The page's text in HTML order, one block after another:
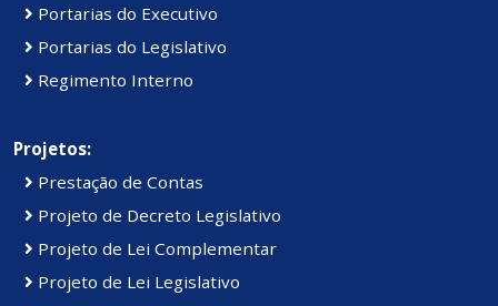
Portarias do Executivo
Portarias do Legislativo
Regimento Interno
Projetos:
Prestação de Contas
Projeto de Decreto Legislativo
Projeto de Lei Complementar
Projeto de Lei Legislativo